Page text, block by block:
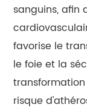
sanguins, afin
favorise le
le foie et la
transformation
risque